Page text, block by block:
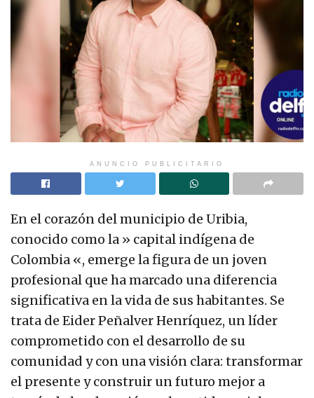
ANUNCIO PUBLICITARIO
En el corazón del municipio de Uribia,
conocido como la » capital indígena de
Colombia «, emerge la figura de un joven
profesional que ha marcado una diferencia
significativa en la vida de sus habitantes. Se
trata de Eider Peñalver Henríquez, un líder
comprometido con el desarrollo de su
comunidad y con una visión clara: transformar
el presente y construir un futuro mejor a